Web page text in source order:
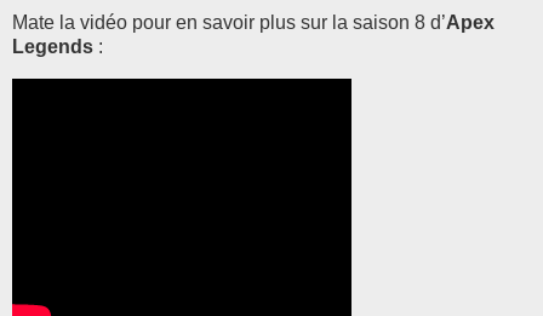
Mate la vidéo pour en savoir plus sur la saison 8 d’Apex
Legends :